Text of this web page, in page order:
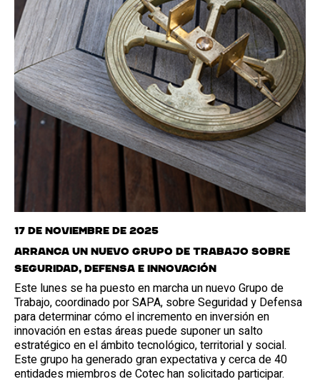
17 de noviembre de 2025
Arranca un nuevo Grupo de Trabajo sobre
Seguridad, Defensa e Innovación
Este lunes se ha puesto en marcha un nuevo Grupo de
Trabajo, coordinado por SAPA, sobre Seguridad y Defensa
para determinar cómo el incremento en inversión en
innovación en estas áreas puede suponer un salto
estratégico en el ámbito tecnológico, territorial y social.
Este grupo ha generado gran expectativa y cerca de 40
entidades miembros de Cotec han solicitado participar.